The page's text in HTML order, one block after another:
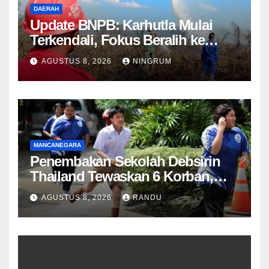
DAERAH
Update BNPB: Karhutla Mulai
Terkendali, Fokus Beralih ke
Pemantauan Titik Api dan
Kekeringan Bandung
AGUSTUS 8, 2026 NINGRUM
MANCANEGARA
Penembakan Sekolah Debsirin
Thailand Tewaskan 6 Korban,
Kakek dan Nenek Pelaku Juga
Ditemukan Meninggal
AGUSTUS 8, 2026 RANDU